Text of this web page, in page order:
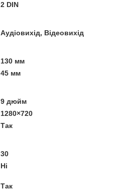
2 DIN
Аудіовихід, Відеовихід
130 мм
45 мм
9 дюйм
1280×720
Так
30
Ні
Так